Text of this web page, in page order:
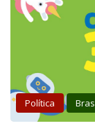
Política